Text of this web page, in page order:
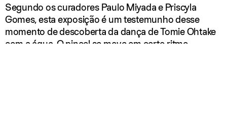
Segundo os curadores Paulo Miyada e Priscyla
Gomes, esta exposição é um testemunho desse
momento de descoberta da dança de Tomie Ohtake
com a água. O pincel se move em certo ritmo,